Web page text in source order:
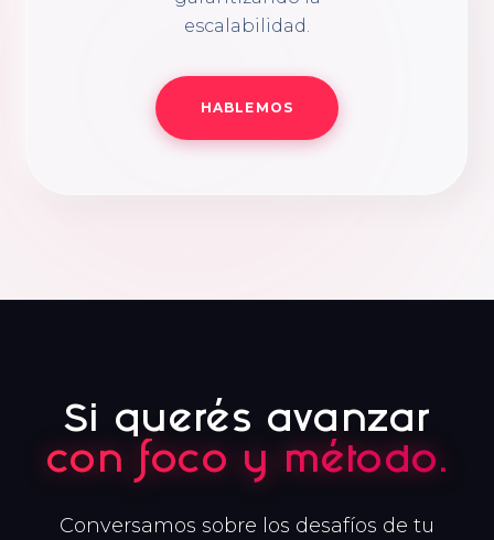
escalabilidad.
HABLEMOS
Si querés avanzar
con foco y método.
Conversamos sobre los desafíos de tu